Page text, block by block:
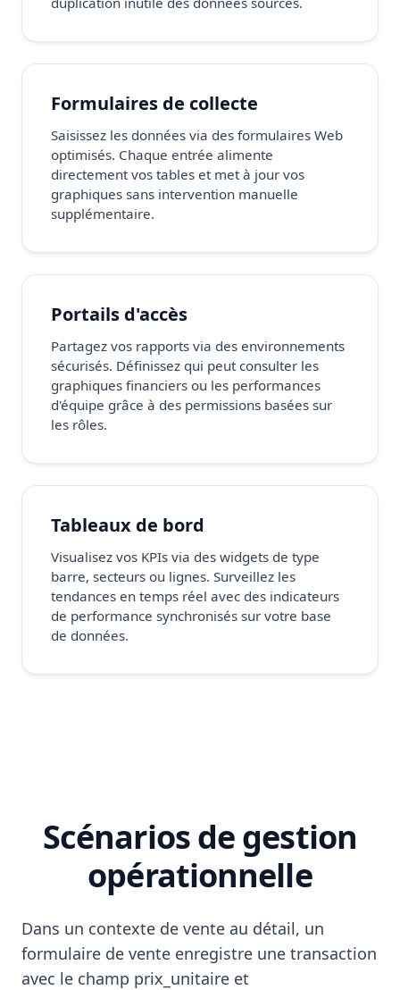
Formulaires de collecte
Saisissez les données via des formulaires Web
optimisés. Chaque entrée alimente
directement vos tables et met à jour vos
graphiques sans intervention manuelle
supplémentaire.
Portails d'accès
Partagez vos rapports via des environnements
sécurisés. Définissez qui peut consulter les
graphiques financiers ou les performances
d'équipe grâce à des permissions basées sur
les rôles.
Tableaux de bord
Visualisez vos KPIs via des widgets de type
barre, secteurs ou lignes. Surveillez les
tendances en temps réel avec des indicateurs
de performance synchronisés sur votre base
de données.
Scénarios de gestion
opérationnelle
Dans un contexte de vente au détail, un
formulaire de vente enregistre une transaction
avec le champ prix_unitaire et